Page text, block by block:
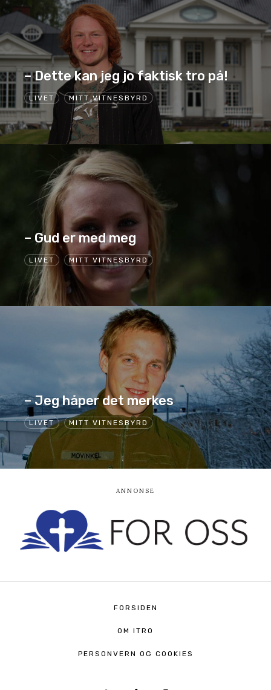
LIVET MITT VITNESBYRD
– Dette kan jeg jo faktisk tro på!
LIVET MITT VITNESBYRD
– Gud er med meg
LIVET MITT VITNESBYRD
– Jeg håper det merkes
FORSIDEN
OM ITRO
PERSONVERN OG COOKIES